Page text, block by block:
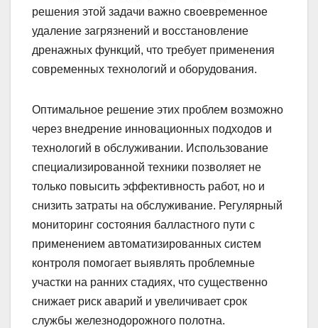
решения этой задачи важно своевременное
удаление загрязнений и восстановление
дренажных функций, что требует применения
современных технологий и оборудования.
Оптимальное решение этих проблем возможно
через внедрение инновационных подходов и
технологий в обслуживании. Использование
специализированной техники позволяет не
только повысить эффективность работ, но и
снизить затраты на обслуживание. Регулярный
мониторинг состояния балластного пути с
применением автоматизированных систем
контроля помогает выявлять проблемные
участки на ранних стадиях, что существенно
снижает риск аварий и увеличивает срок
службы железнодорожного полотна.